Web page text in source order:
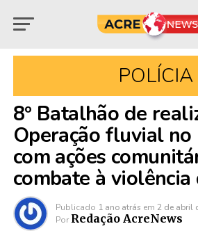
POLÍCIA
8º Batalhão de
Operação fluvial no
com ações
combate à violência
Publicado 1 ano atrás em 2 de abril
Por Redação AcreNews